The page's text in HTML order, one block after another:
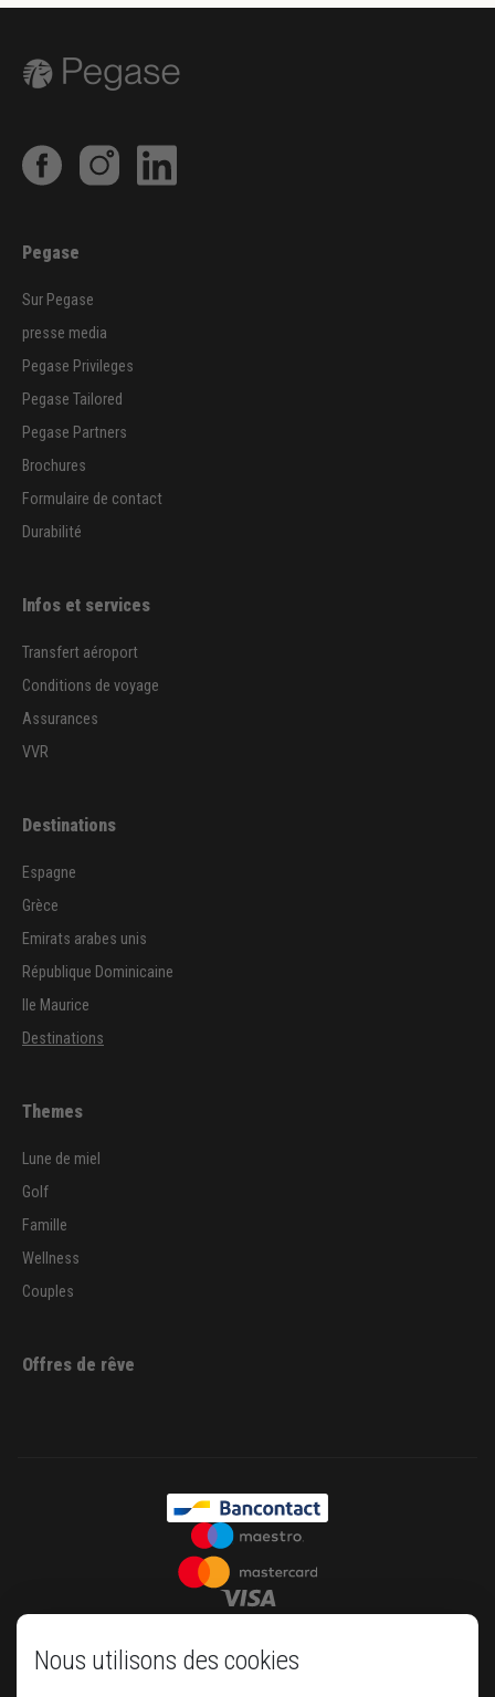
Nous utilisons des cookies
Pegase
Sur Pegase
presse media
Pegase Privileges
Pegase Tailored
Pegase Partners
Brochures
Formulaire de contact
Durabilité
Infos et services
Transfert aéroport
Conditions de voyage
Assurances
VVR
Destinations
Espagne
Grèce
Emirats arabes unis
République Dominicaine
Ile Maurice
Destinations
Themes
Lune de miel
Golf
Famille
Wellness
Couples
Offres de rêve